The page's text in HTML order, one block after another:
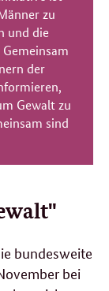
zu
und die
der
Gewalt zu
sind
bundesweite
bei